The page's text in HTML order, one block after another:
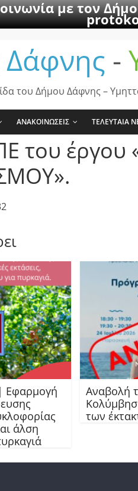
με τον
Δάφνης -
του Δήμου Δάφνης –
ΑΝΑΚΟΙΝΩΣΕΙΣ ΤΕΛΕΥΤΑΙΑ
του
Εφαρμογή
άλση
Αναβολή
των